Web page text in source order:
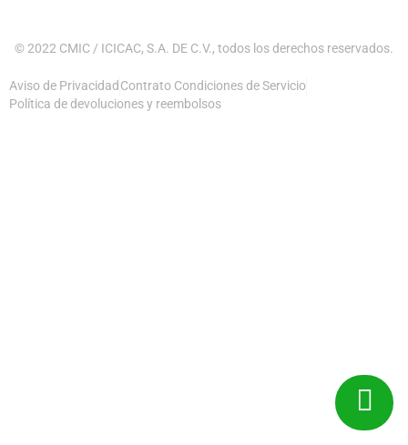
© 2022 CMIC / ICICAC, S.A. DE C.V., todos los derechos reservados.
Aviso de Privacidad Contrato Condiciones de Servicio
Política de devoluciones y reembolsos